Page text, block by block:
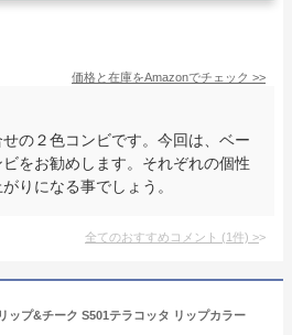
価格と在庫をAmazonでチェック >>
の２色コンビです。今回は、ベー
をお勧めします。それぞれの個性
りになる事でしょう。
全てのおすすめコメント (1件) >
ップ&チーク S501テラコッタ リップカラー